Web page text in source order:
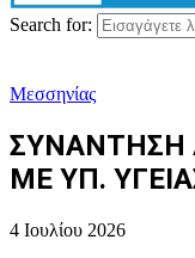
Search for:
Μεσσηνίας
ΣΥΝΑΝΤΗΣΗ
ΜΕ ΥΠ.
4 Ιουλίου 2026